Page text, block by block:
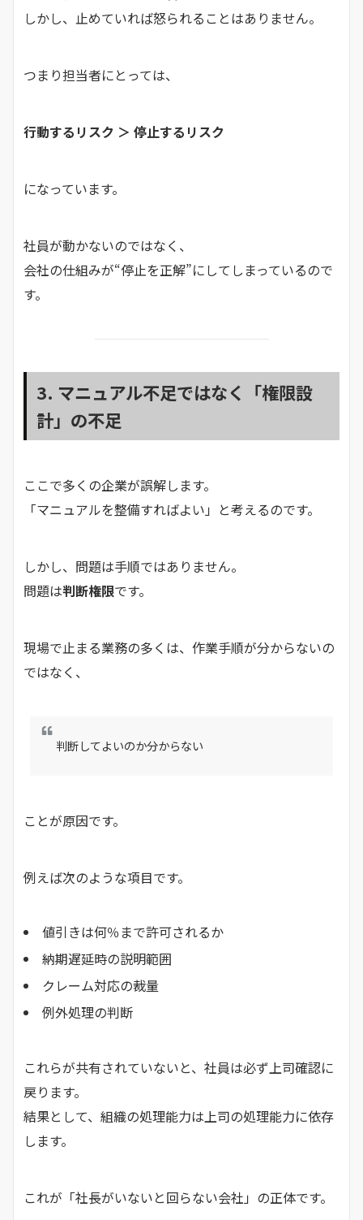
しかし、止めていれば怒られることはありません。
つまり担当者にとっては、
行動するリスク ＞ 停止するリスク
になっています。
社員が動かないのではなく、
会社の仕組みが“停止を正解”にしてしまっているので
す。
3. マニュアル不足ではなく「権限設
計」の不足
ここで多くの企業が誤解します。
「マニュアルを整備すればよい」と考えるのです。
しかし、問題は手順ではありません。
問題は判断権限です。
現場で止まる業務の多くは、作業手順が分からないの
ではなく、
判断してよいのか分からない
ことが原因です。
例えば次のような項目です。
値引きは何％まで許可されるか
納期遅延時の説明範囲
クレーム対応の裁量
例外処理の判断
これらが共有されていないと、社員は必ず上司確認に
戻ります。
結果として、組織の処理能力は上司の処理能力に依存
します。
これが「社長がいないと回らない会社」の正体です。